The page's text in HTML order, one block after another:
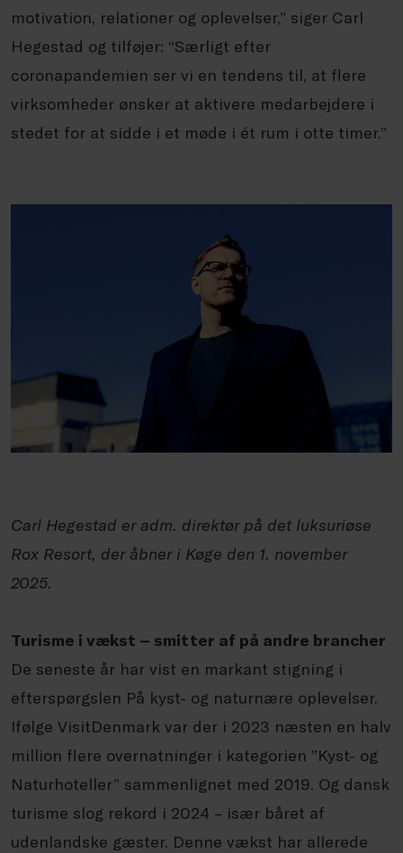
motivation, relationer og oplevelser,” siger Carl
Hegestad og tilføjer: “Særligt efter
coronapandemien ser vi en tendens til, at flere
virksomheder ønsker at aktivere medarbejdere i
stedet for at sidde i et møde i ét rum i otte timer.”
Carl Hegestad er adm. direktør på det luksuriøse
Rox Resort, der åbner i Køge den 1. november
2025.
Turisme i vækst – smitter af på andre brancher
De seneste år har vist en markant stigning i
efterspørgslen På kyst- og naturnære oplevelser.
Ifølge VisitDenmark var der i 2023 næsten en halv
million flere overnatninger i kategorien ”Kyst- og
Naturhoteller” sammenlignet med 2019. Og dansk
turisme slog rekord i 2024 – især båret af
udenlandske gæster. Denne vækst har allerede